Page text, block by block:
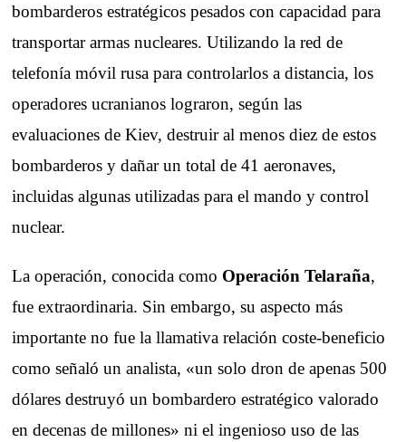
bombarderos estratégicos pesados con capacidad para
transportar armas nucleares. Utilizando la red de
telefonía móvil rusa para controlarlos a distancia, los
operadores ucranianos lograron, según las
evaluaciones de Kiev, destruir al menos diez de estos
bombarderos y dañar un total de 41 aeronaves,
incluidas algunas utilizadas para el mando y control
nuclear.
La operación, conocida como Operación Telaraña,
fue extraordinaria. Sin embargo, su aspecto más
importante no fue la llamativa relación coste-beneficio
como señaló un analista, «un solo dron de apenas 500
dólares destruyó un bombardero estratégico valorado
en decenas de millones» ni el ingenioso uso de las